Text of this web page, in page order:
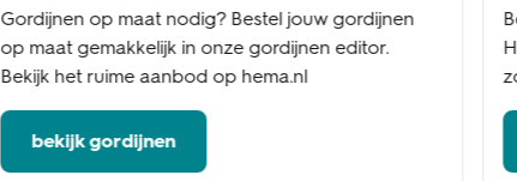
Gordijnen op maat nodig? Bestel jouw gordijnen
op maat gemakkelijk in onze gordijnen editor.
Bekijk het ruime aanbod op hema.nl
bekijk gordijnen